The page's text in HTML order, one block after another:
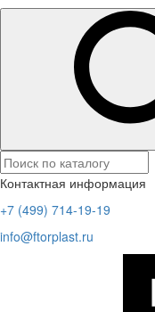
Контактная информация
+7 (499) 714-19-19
info@ftorplast.ru